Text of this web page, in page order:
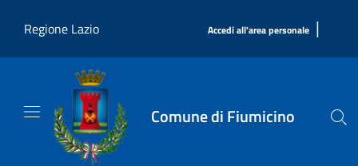
Regione Lazio
Accedi all'area personale |
Comune di Fiumicino